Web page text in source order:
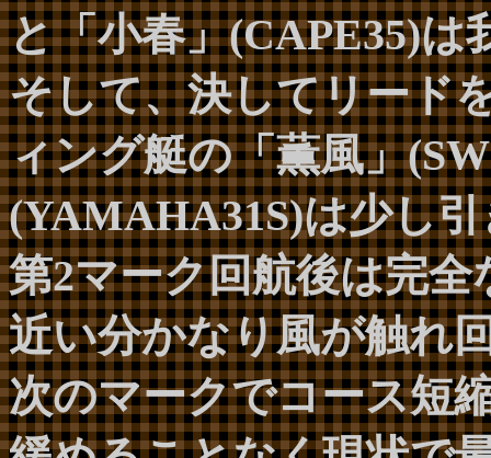
と「小春」(CAPE35)
そして、決してリード
ィング艇の「薫風」
(YAMAHA31S)は少し
第2マーク回航後は完
近い分かなり風が触れ
次のマークでコース短